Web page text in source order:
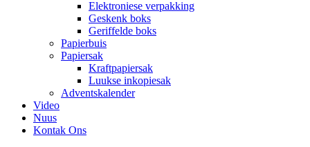
Elektroniese verpakking
Geskenk boks
Geriffelde boks
Papierbuis
Papiersak
Kraftpapiersak
Luukse inkopiesak
Adventskalender
Video
Nuus
Kontak Ons